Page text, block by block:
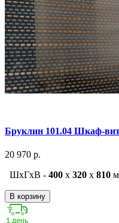
Бруклин 101.04 Шкаф-
20 970 р.
ШxГxВ - 400 x 320 x 810
В корзину